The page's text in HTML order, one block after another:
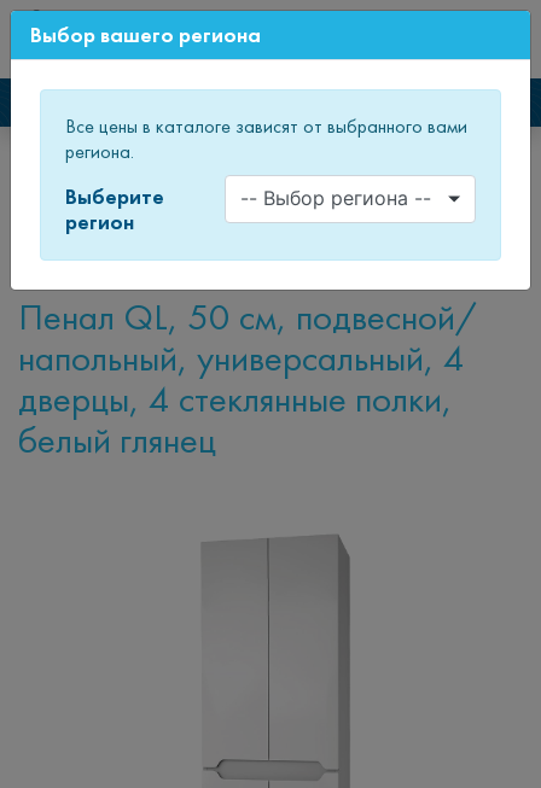
Главная Каталог товаров
Пеналы Пенал QL
Выбор вашего региона
Все цены в каталоге зависят от выбранного вами
региона.
Выберите
регион
Пенал QL
Пенал QL, 50 см, подвесной/
напольный, универсальный, 4
дверцы, 4 стеклянные полки,
белый глянец